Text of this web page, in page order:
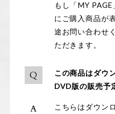
もし「MY PAGE
にご購入商品が
途お問い合わせ
ただきます。
この商品はダウ
DVD版の販売予
こちらはダウン